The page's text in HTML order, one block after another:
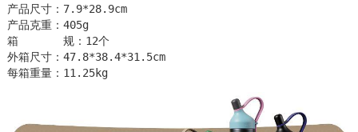
产品尺寸：7.9*28.9cm
产品克重：405g
箱       规：12个
外箱尺寸：47.8*38.4*31.5cm
每箱重量：11.25kg